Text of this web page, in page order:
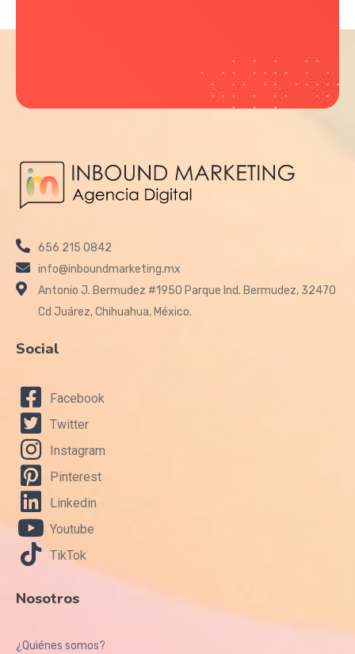
656 215 0842
info@inboundmarketing.mx
Antonio J. Bermudez #1950 Parque Ind. Bermudez, 32470
Cd Juárez, Chihuahua, México.
Social
Facebook
Twitter
Instagram
Pinterest
Linkedin
Youtube
TikTok
Nosotros
¿Quiénes somos?